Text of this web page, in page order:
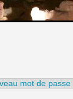
mot de passe